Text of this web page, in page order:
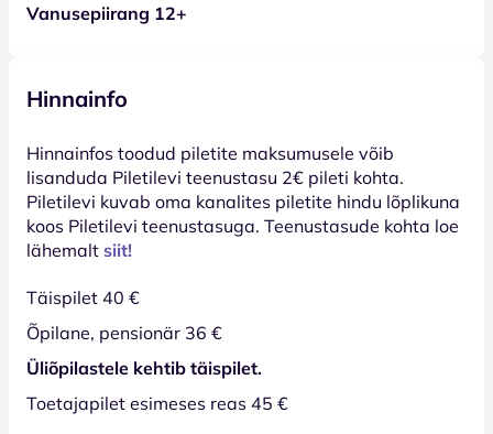
Vanusepiirang 12+
Hinnainfo
Hinnainfos toodud piletite maksumusele võib
lisanduda Piletilevi teenustasu 2€ pileti kohta.
Piletilevi kuvab oma kanalites piletite hindu lõplikuna
koos Piletilevi teenustasuga. Teenustasude kohta loe
lähemalt siit!
Täispilet 40 €
Õpilane, pensionär 36 €
Üliõpilastele kehtib täispilet.
Toetajapilet esimeses reas 45 €